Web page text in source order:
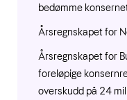
bedømme
Årsregnskapet for
Årsregnskapet for
foreløpige
overskudd på 24